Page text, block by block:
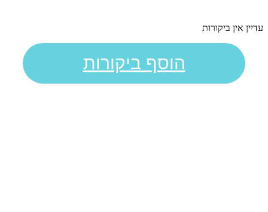
עדיין אין ביקורות
הוסף ביקורות